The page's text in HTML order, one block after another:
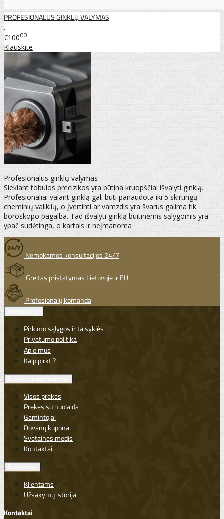
PROFESIONALUS GINKLŲ VALYMAS
..
€10000
Klauskite
Profesionalus ginklų valymas
Siekiant tobulos precizikos yra būtina kruopščiai išvalyti ginklą.
Profesionaliai valant ginklą gali būti panaudota iki 5 skirtingų
cheminių valiklių, o įvertinti ar vamzdis yra švarus galima tik
boroskopo pagalba. Tad išvalyti ginklą buitinėmis sąlygomis yra
ypač sudėtinga, o kartais ir neįmanoma
Nemokamos konsultacijos 24/7
Greitas pristatymas Lietuvoje ir EU
Profesionalų komanda
Pirkimo sąlygos ir taisyklės
Privatumo politika
Apie mus
Kaip pirkti?
Visos prekės
Prekės su nuolaida
Gamintojai
Dovanų kuponai
Svetainės medis
Kontaktai
Klientams
Užsakymų istorija
Kontaktai